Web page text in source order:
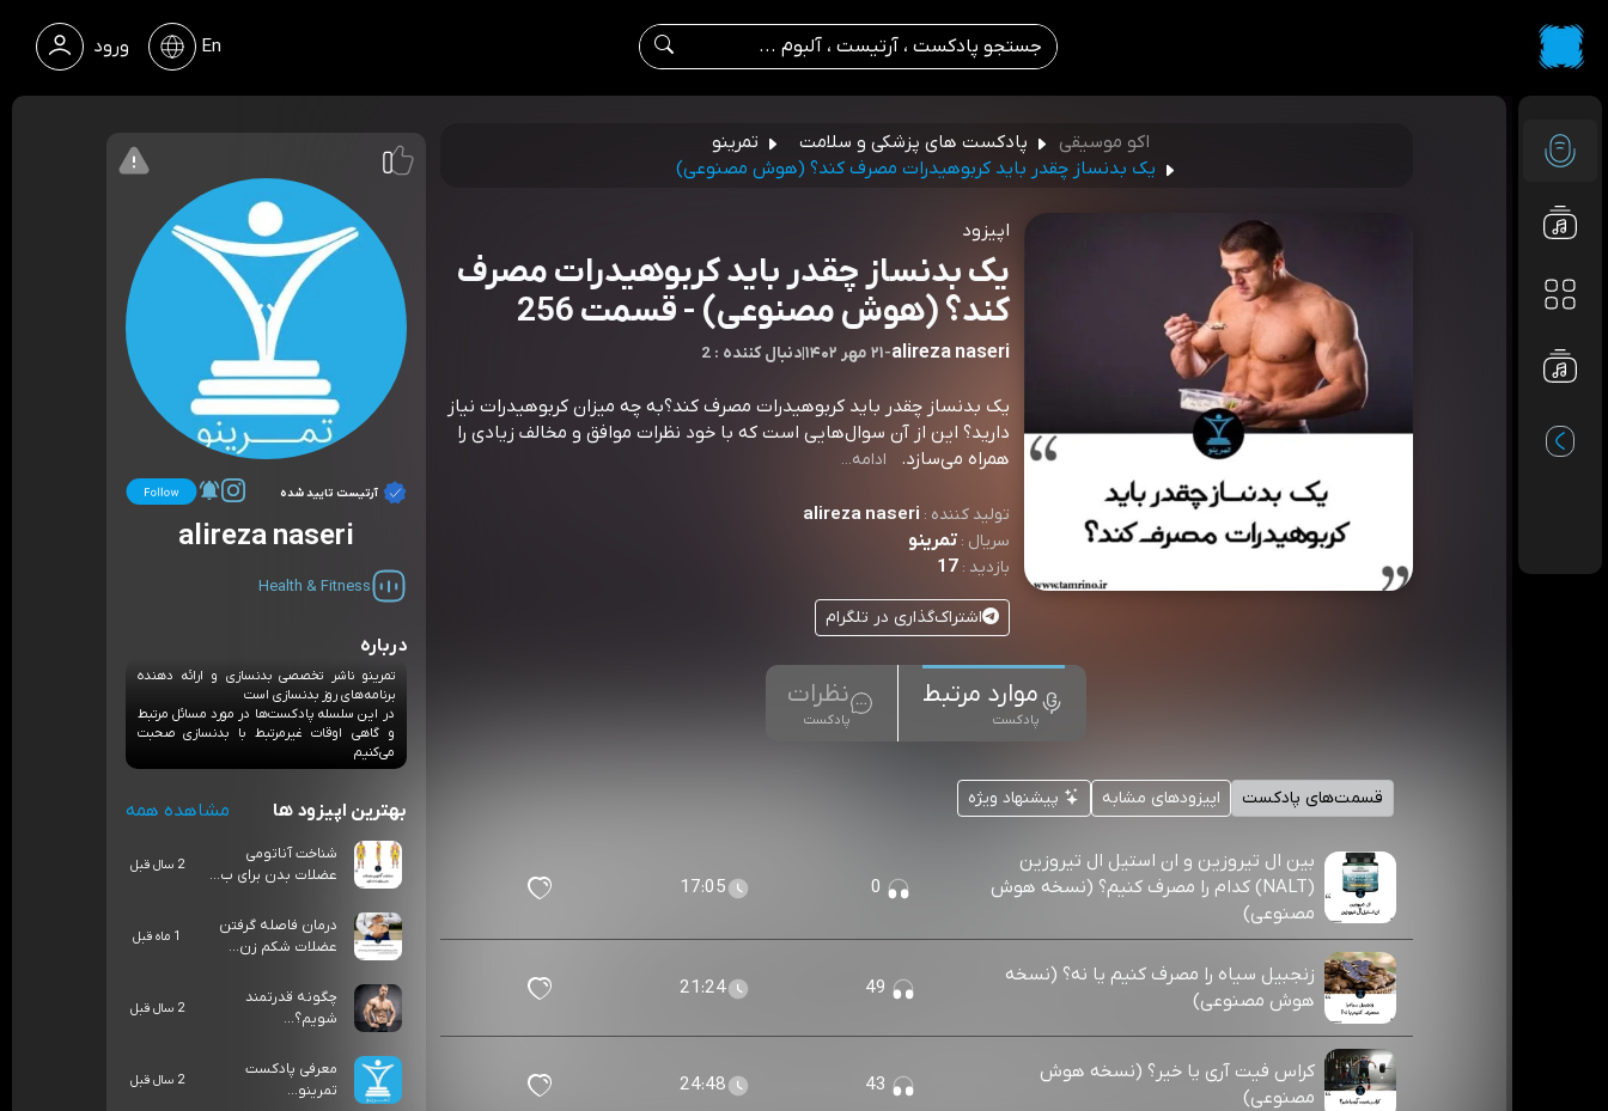
ورود En
اکو موسیقی پادکست های پزشکی و سلامت
تمرینو
یک بدنساز چقدر باید کربوهیدرات مصرف کند؟ (هوش مصنوعی)
اپیزود
یک بدنساز چقدر باید کربوهیدرات مصرف
کند؟ (هوش مصنوعی) - قسمت 256
alireza naseri
-۲۱ مهر ۱۴۰۲ |2 : دنبال کننده
یک بدنساز چقدر باید کربوهیدرات مصرف کند؟به چه میزان کربوهیدرات نیاز
دارید؟ این از آن سوال‌هایی است که با خود نظرات موافق و مخالف زیادی را
همراه می‌سازد.⁠⁠⁠⁠⁠⁠⁠⁠⁠⁠⁠⁠⁠⁠⁠⁠⁠⁠⁠⁠⁠⁠⁠⁠⁠⁠⁠⁠⁠⁠⁠⁠⁠⁠⁠⁠⁠⁠⁠⁠⁠⁠⁠⁠⁠⁠⁠⁠⁠⁠⁠⁠⁠⁠⁠⁠⁠⁠⁠⁠⁠⁠⁠⁠⁠⁠⁠⁠⁠⁠⁠⁠⁠⁠⁠⁠⁠⁠⁠⁠⁠⁠⁠⁠⁠⁠⁠⁠⁠⁠⁠⁠⁠⁠⁠⁠⁠⁠⁠⁠⁠⁠⁠⁠⁠⁠⁠⁠⁠⁠⁠⁠⁠⁠⁠⁠⁠⁠⁠⁠⁠⁠⁠⁠⁠⁠⁠⁠
ادامه...
تولید کننده : alireza naseri
سریال :تمرینو
بازدید :17
اشتراک‌گذاری در تلگرام
موارد مرتبط
پادکست
نظرات
پادکست
قسمت‌های پادکست اپیزودهای مشابه پیشنهاد ویژه
بین ال تیروزین و ان استیل ال تیروزین
(NALT) کدام را مصرف کنیم؟ (نسخه هوش
مصنوعی)
17:05
زنجبیل سیاه را مصرف کنیم یا نه؟ (نسخه
هوش مصنوعی)
21:24
کراس فیت آری یا خیر؟ (نسخه هوش
مصنوعی)
24:48
آرتیست تایید شده
alireza naseri
Health & Fitness
درباره
تمرینو ناشر تخصصی بدنسازی و ارائه دهنده
برنامه‌های روز بدنسازی است
در این سلسله پادکست‌ها در مورد مسائل مرتبط
و گاهی اوقات غیرمرتبط با بدنسازی صحبت
می‌کنیم
بهترین اپیزود ها مشاهده همه
شناخت آناتومی
عضلات بدن برای ب...
2 سال قبل
درمان فاصله گرفتن
عضلات شکم زن...
1 ماه قبل
چگونه قدرتمند
شویم؟...
2 سال قبل
معرفی پادکست
تمرینو...
2 سال قبل